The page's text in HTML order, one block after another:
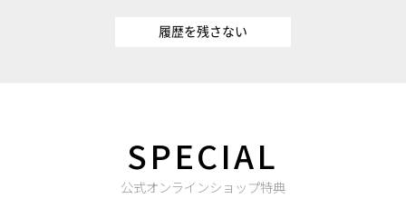
履歴を残さない
SPECIAL
公式オンラインショップ特典